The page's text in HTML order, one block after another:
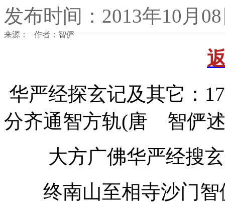
发布时间：2013年10月
来源： 作者：智俨
华严经探玄记及其它：
分齐通智方轨(唐 智俨
大方广佛华严经搜玄
终南山至相寺沙门智